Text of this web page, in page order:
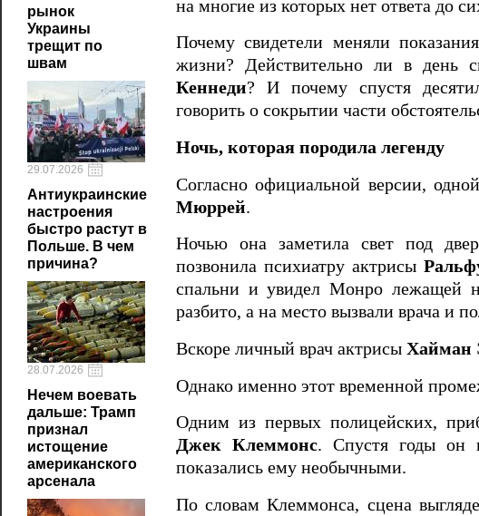
рынок
Украины
трещит по
швам
29.07.2026
Антиукраинские
настроения
быстро растут в
Польше. В чем
причина?
28.07.2026
Нечем воевать
дальше: Трамп
признал
истощение
американского
арсенала
на многие из которых нет ответа до
Почему свидетели меняли
жизни? Действительно ли в день
Кеннеди? И почему спустя
говорить о сокрытии части
Ночь, которая породила легенду
Согласно официальной версии,
Мюррей.
Ночью она заметила свет под
позвонила психиатру актрисы
спальни и увидел Монро лежащей
разбито, а на место вызвали врача и
Вскоре личный врач актрисы Хайман
Однако именно этот временной
Одним из первых полицейских,
Джек Клеммонс. Спустя годы он
показались ему необычными.
По словам Клеммонса, сцена